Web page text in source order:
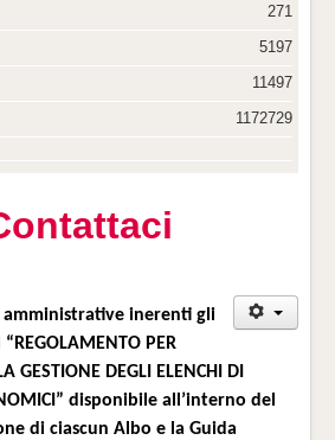
271
5197
11497
1172729
amministrative inerenti gli
PER
GESTIONE DEGLI ELENCHI DI
disponibile all’interno del
di ciascun Albo e la Guida